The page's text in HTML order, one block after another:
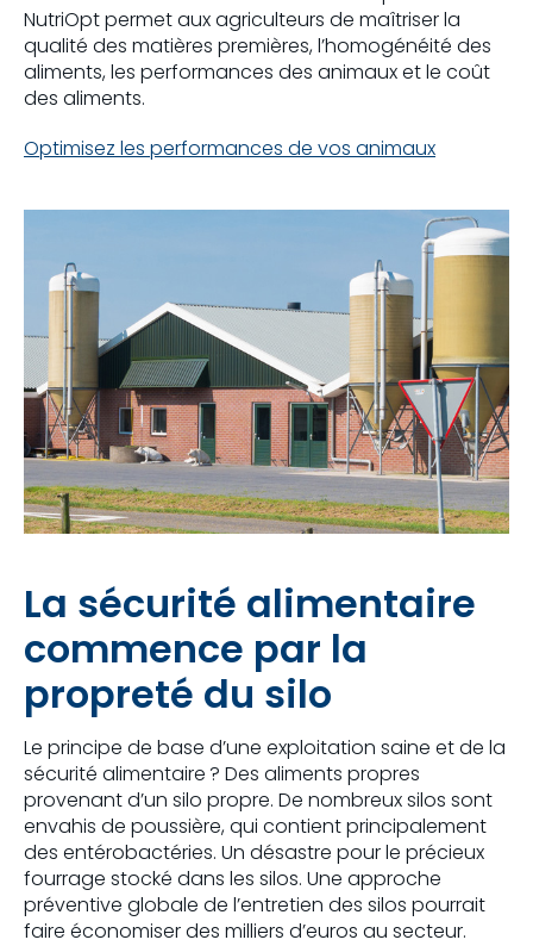
NutriOpt permet aux agriculteurs de maîtriser la
qualité des matières premières, l’homogénéité des
aliments, les performances des animaux et le coût
des aliments.
Optimisez les performances de vos animaux
La sécurité alimentaire
commence par la
propreté du silo
Le principe de base d’une exploitation saine et de la
sécurité alimentaire ? Des aliments propres
provenant d’un silo propre. De nombreux silos sont
envahis de poussière, qui contient principalement
des entérobactéries. Un désastre pour le précieux
fourrage stocké dans les silos. Une approche
préventive globale de l’entretien des silos pourrait
faire économiser des milliers d’euros au secteur.